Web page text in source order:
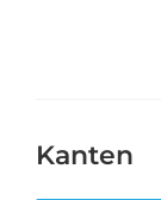
Kanten